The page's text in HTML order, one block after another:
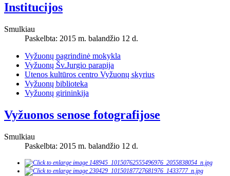
Institucijos
Smulkiau
Paskelbta: 2015 m. balandžio 12 d.
Vyžuonų pagrindinė mokykla
Vyžuonų Šv.Jurgio parapija
Utenos kultūros centro Vyžuonų skyrius
Vyžuonų biblioteka
Vyžuonų girininkija
Vyžuonos senose fotografijose
Smulkiau
Paskelbta: 2015 m. balandžio 12 d.